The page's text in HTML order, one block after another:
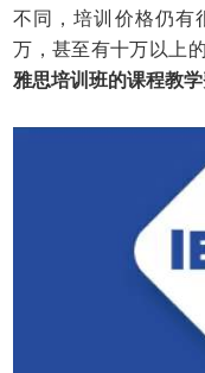
不同，培训价格仍有
万，甚至有十万以上
雅思培训班的课程教